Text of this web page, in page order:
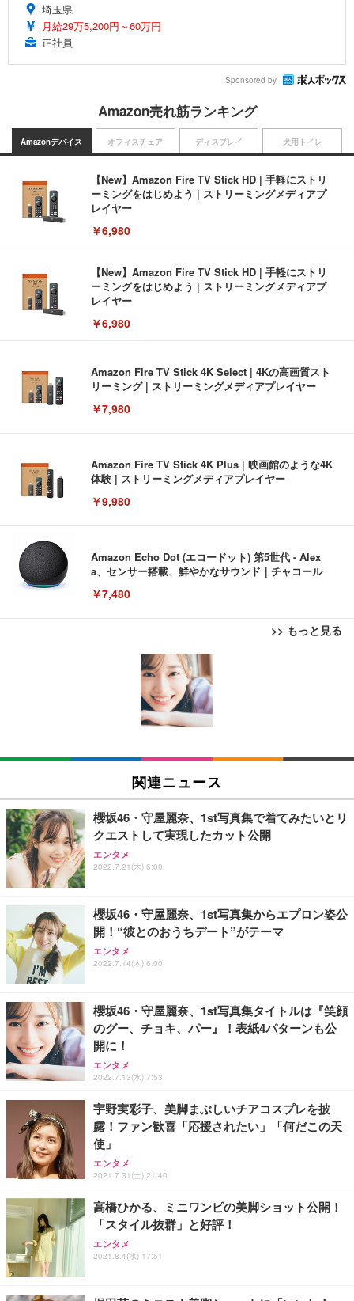
埼玉県
月給29万5,200円～60万円
正社員
Sponsored by
Amazon売れ筋ランキング
Amazonデバイス
【New】Amazon Fire TV Stick HD | 手軽にストリ
ーミングをはじめよう | ストリーミングメディアプ
レイヤー
￥6,980
【New】Amazon Fire TV Stick HD | 手軽にストリ
ーミングをはじめよう | ストリーミングメディアプ
レイヤー
￥6,980
Amazon Fire TV Stick 4K Select | 4Kの高画質スト
リーミング | ストリーミングメディアプレイヤー
￥7,980
Amazon Fire TV Stick 4K Plus | 映画館のような4K
体験 | ストリーミングメディアプレイヤー
￥9,980
Amazon Echo Dot (エコードット) 第5世代 - Alex
a、センサー搭載、鮮やかなサウンド｜チャコール
￥7,480
>> もっと見る
オフィスチェア
[EdoErgo] オフィスチェア 椅子 テレワーク 疲れな
い 跳ね上げ式アームレスト コンパクト 約105度ロッ
キング pc 事務椅子 360度回転 座面昇降 強化ナイロ
ン樹脂ベース 通気性メッシュ 在宅ワーク H-WY01
(黒網+黒枠+黒足)
SIHOO B100 オフィスチェア／デスクチェア メッシ
ュチェア 人間工学 疲れない ブラック
￥27,999
ワーク チェア 強化バックレスト 30度ロッキング機
能 人間工学 椅子 腰サポート 90度跳ね上げ式アーム
務用 おしゃれ パソコンチェア (ブラック)
Sezlife オフィスチェア デスクチェア 疲れない テレ
ワーク チェア 強化バックレスト 30度ロッキング機
能 人間工学 椅子 腰サポート 90度跳ね上げ式アーム
務用 おしゃれ パソコンチェア (ホワイト)
ANDWINT オフィスチェア デスクチェア 肘なし メ
ッシュ 通気性 ランバーサポート付き 腰サポート ガ
ス圧無段階昇降 360度回転 キャスター付き コンパク
ト 幅52×奥行58.5×高さ84～96cm テレワーク 在宅
￥4,139
ディスプレイ
EIZO ビジネス向けプレミアムモニター | FlexScan
EV3240X-WT | 31.5型4K UHD・USB Type-C・ホワ
￥105,595
EIZO ビジネス向けプレミアムモニター | FlexScan
￥109,572
【純正品】27"ゲーミングモニター DualSense 充電
フック付き（CFI-ZDM1J）
【整備済み品】Dell E2724HS 27インチ 液晶モニタ
ー フルHD（1920×1080）VA 非光沢 HDMI/DisplayP
ort/VGA スピーカー内蔵 高さ調整 スイベル VESA対
【MiniLED/24.5inch/280Hz/FHD】GRAPHT THE S
HOOTER Gaming Monitor 24” Essential ゲーミン
グモニター QD 24.5インチ 1ms FHD 量子ドット 残
像低減 (3年保証 | 輝点保証 | 日本メーカー)
￥34,980
犬用トイレ
Amazonベーシック ペットシーツ 薄型 レギュラー 1
回使い捨て 無香料 ホワイト 300枚
Amazonベーシック ペットシーツ 厚型 ワイド 42枚
x2袋(84枚) ホワイト(吸収面:ライトブルー)
￥3,234
ネオ・ルーライフ ネオ・オムツ L 中型犬用 26枚入
り 単品
Smart Basic(スマートベーシック) 【Amazon.co.jp
限定】 Smart Basic アイリスオーヤマ ペットシーツ
超厚型 お徳用 ワイド 100枚入 (x 1) (ケース販売)
アイリスオーヤマ ペットシーツ 超厚型 お徳用 レギ
ュラー 200枚入【Amazon.co.jp限定】
￥3,731
関連ニュース
櫻坂46・守屋麗奈、1st写真集で着てみたいとリ
クエストして実現したカット公開
エンタメ
2022.7.21(木) 6:00
櫻坂46・守屋麗奈、1st写真集からエプロン姿公
開！“彼とのおうちデート”がテーマ
エンタメ
2022.7.14(木) 6:00
櫻坂46・守屋麗奈、1st写真集タイトルは『笑顔
のグー、チョキ、パー』！表紙4パターンも公
開に！
エンタメ
2022.7.13(水) 7:53
宇野実彩子、美脚まぶしいチアコスプレを披
露！ファン歓喜「応援されたい」「何だこの天
使」
エンタメ
2021.7.31(土) 21:40
高橋ひかる、ミニワンピの美脚ショット公開！
「スタイル抜群」と好評！
エンタメ
2021.8.4(水) 17:51